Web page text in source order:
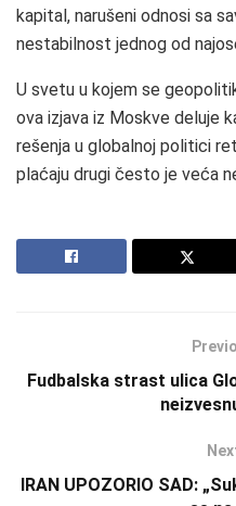
kapital, narušeni odnosi sa
nestabilnost jednog od
U svetu u kojem se
ova izjava iz Moskve deluje
rešenja u globalnoj politici
plaćaju drugi često je veća
Fudbalska strast ulica
IRAN UPOZORIO SAD: